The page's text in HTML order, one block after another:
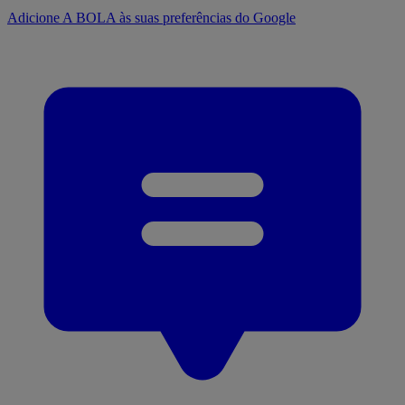
Adicione A BOLA às suas preferências do Google